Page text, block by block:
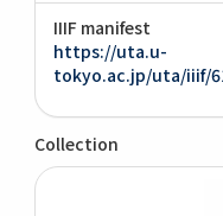
IIIF manifest
https://uta.u-
tokyo.ac.jp/uta/iiif/
Collection